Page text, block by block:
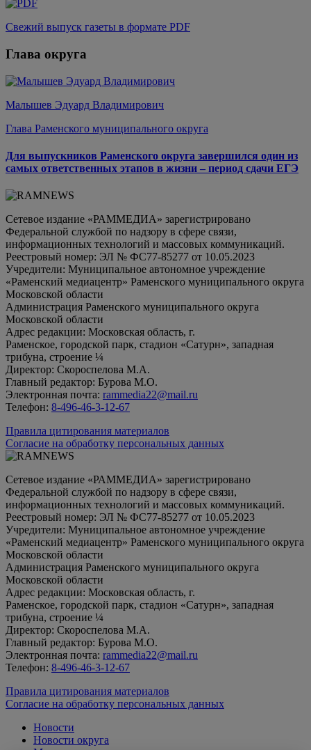
Свежий выпуск газеты в формате PDF
Глава округа
Малышев Эдуард Владимирович
Глава Раменского муниципального округа
Для выпускников Раменского округа завершился один из
самых ответственных этапов в жизни – период сдачи ЕГЭ
Сетевое издание «РАММЕДИА» зарегистрировано
Федеральной службой по надзору в сфере связи,
информационных технологий и массовых коммуникаций.
Реестровый номер: ЭЛ № ФС77-85277 от 10.05.2023
Учредители: Муниципальное автономное учреждение
«Раменский медиацентр» Раменского муниципального округа
Московской области
Администрация Раменского муниципального округа
Московской области
Адрес редакции: Московская область, г.
Раменское, городской парк, стадион «Сатурн», западная
трибуна, строение ¼
Директор: Скороспелова М.А.
Главный редактор: Бурова М.О.
Электронная почта: rammedia22@mail.ru
Телефон: 8-496-46-3-12-67
Правила цитирования материалов
Согласие на обработку персональных данных
Сетевое издание «РАММЕДИА» зарегистрировано
Федеральной службой по надзору в сфере связи,
информационных технологий и массовых коммуникаций.
Реестровый номер: ЭЛ № ФС77-85277 от 10.05.2023
Учредители: Муниципальное автономное учреждение
«Раменский медиацентр» Раменского муниципального округа
Московской области
Администрация Раменского муниципального округа
Московской области
Адрес редакции: Московская область, г.
Раменское, городской парк, стадион «Сатурн», западная
трибуна, строение ¼
Директор: Скороспелова М.А.
Главный редактор: Бурова М.О.
Электронная почта: rammedia22@mail.ru
Телефон: 8-496-46-3-12-67
Правила цитирования материалов
Согласие на обработку персональных данных
Новости
Новости округа